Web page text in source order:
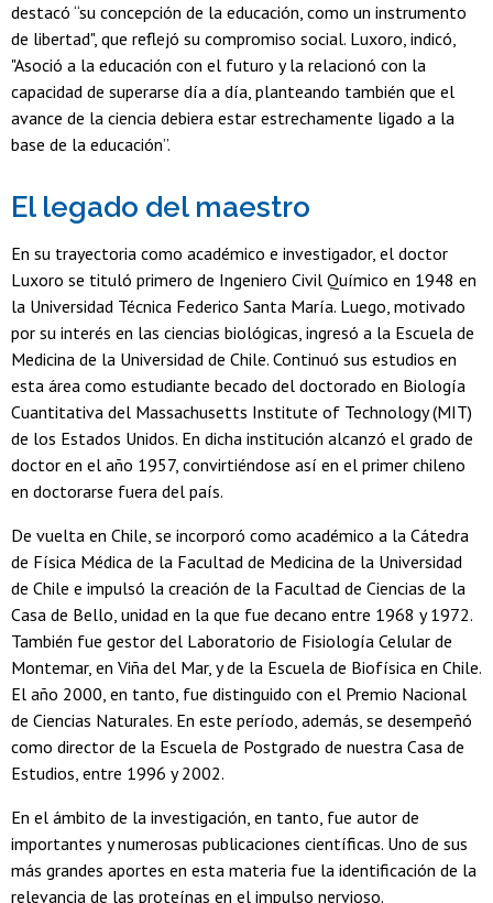
destacó “su concepción de la educación, como un instrumento
de libertad", que reflejó su compromiso social. Luxoro, indicó,
"Asoció a la educación con el futuro y la relacionó con la
capacidad de superarse día a día, planteando también que el
avance de la ciencia debiera estar estrechamente ligado a la
base de la educación”.
El legado del maestro
En su trayectoria como académico e investigador, el doctor
Luxoro se tituló primero de Ingeniero Civil Químico en 1948 en
la Universidad Técnica Federico Santa María. Luego, motivado
por su interés en las ciencias biológicas, ingresó a la Escuela de
Medicina de la Universidad de Chile. Continuó sus estudios en
esta área como estudiante becado del doctorado en Biología
Cuantitativa del Massachusetts Institute of Technology (MIT)
de los Estados Unidos. En dicha institución alcanzó el grado de
doctor en el año 1957, convirtiéndose así en el primer chileno
en doctorarse fuera del país.
De vuelta en Chile, se incorporó como académico a la Cátedra
de Física Médica de la Facultad de Medicina de la Universidad
de Chile e impulsó la creación de la Facultad de Ciencias de la
Casa de Bello, unidad en la que fue decano entre 1968 y 1972.
También fue gestor del Laboratorio de Fisiología Celular de
Montemar, en Viña del Mar, y de la Escuela de Biofísica en Chile.
El año 2000, en tanto, fue distinguido con el Premio Nacional
de Ciencias Naturales. En este período, además, se desempeñó
como director de la Escuela de Postgrado de nuestra Casa de
Estudios, entre 1996 y 2002.
En el ámbito de la investigación, en tanto, fue autor de
importantes y numerosas publicaciones científicas. Uno de sus
más grandes aportes en esta materia fue la identificación de la
relevancia de las proteínas en el impulso nervioso.